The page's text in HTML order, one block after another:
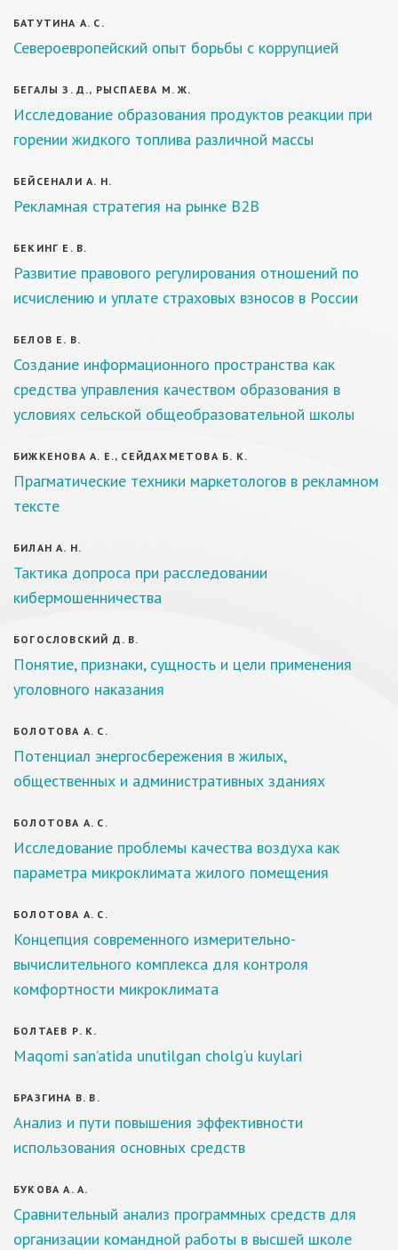
БАТУТИНА А. С.
Североевропейский опыт борьбы с коррупцией
БЕГАЛЫ З. Д., РЫСПАЕВА М. Ж.
Исследование образования продуктов реакции при
горении жидкого топлива различной массы
БЕЙСЕНАЛИ А. Н.
Рекламная стратегия на рынке B2B
БЕКИНГ Е. В.
Развитие правового регулирования отношений по
исчислению и уплате страховых взносов в России
БЕЛОВ Е. В.
Создание информационного пространства как
средства управления качеством образования в
условиях сельской общеобразовательной школы
БИЖКЕНОВА А. Е., СЕЙДАХМЕТОВА Б. К.
Прагматические техники маркетологов в рекламном
тексте
БИЛАН А. Н.
Тактика допроса при расследовании
кибермошенничества
БОГОСЛОВСКИЙ Д. В.
Понятие, признаки, сущность и цели применения
уголовного наказания
БОЛОТОВА А. С.
Потенциал энергосбережения в жилых,
общественных и административных зданиях
БОЛОТОВА А. С.
Исследование проблемы качества воздуха как
параметра микроклимата жилого помещения
БОЛОТОВА А. С.
Концепция современного измерительно-
вычислительного комплекса для контроля
комфортности микроклимата
БОЛТАЕВ Р. К.
Maqomi san’atida unutilgan cholg‘u kuylari
БРАЗГИНА В. В.
Анализ и пути повышения эффективности
использования основных средств
БУКОВА А. А.
Сравнительный анализ программных средств для
организации командной работы в высшей школе